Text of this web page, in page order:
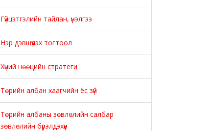
Гүйцэтгэлийн тайлан, үнэлгээ
Нэр дэвшүүлэх тогтоол
Хүний нөөцийн стратеги
Төрийн албан хаагчийн ёс зүй
Төрийн албаны зөвлөлийн салбар
зөвлөлийн бүрэлдэхүүн